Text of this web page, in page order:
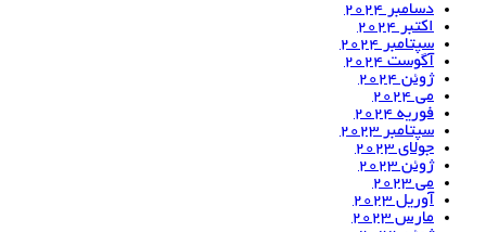
دسامبر 2024
اکتبر 2024
سپتامبر 2024
آگوست 2024
ژوئن 2024
می 2024
فوریه 2024
سپتامبر 2023
جولای 2023
ژوئن 2023
می 2023
آوریل 2023
مارس 2023